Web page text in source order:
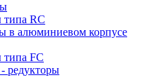
типа RC
в алюминиевом корпусе
типа FC
редукторы